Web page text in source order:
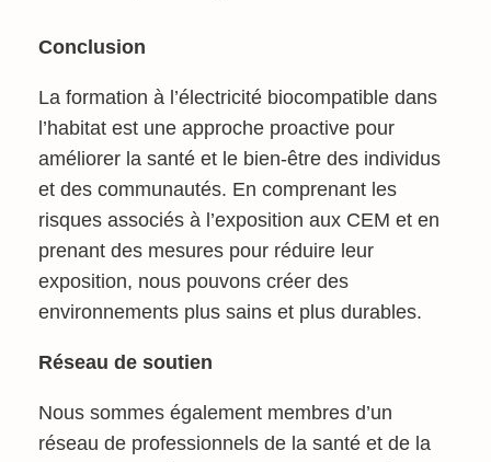
Conclusion
La formation à l’électricité biocompatible dans
l’habitat est une approche proactive pour
améliorer la santé et le bien-être des individus
et des communautés. En comprenant les
risques associés à l’exposition aux CEM et en
prenant des mesures pour réduire leur
exposition, nous pouvons créer des
environnements plus sains et plus durables.
Réseau de soutien
Nous sommes également membres d’un
réseau de professionnels de la santé et de la